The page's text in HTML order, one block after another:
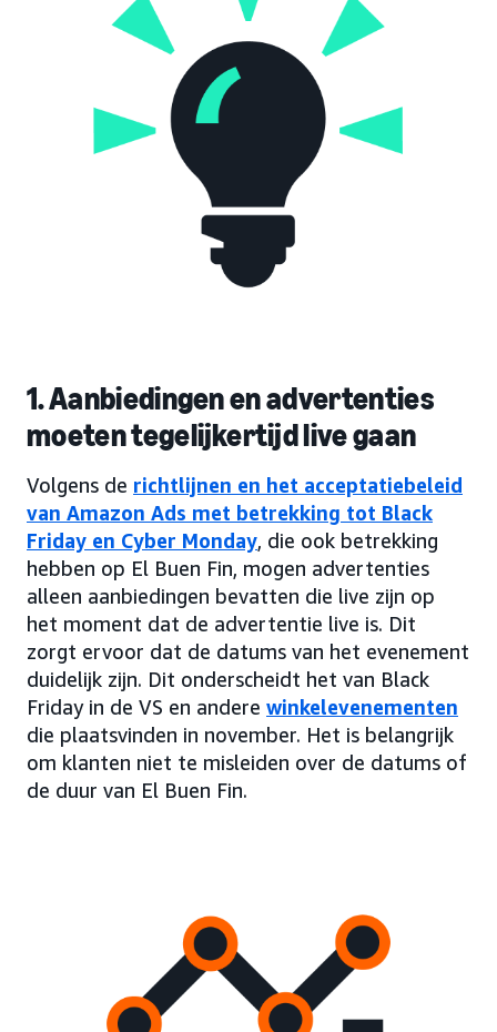
1. Aanbiedingen en advertenties
moeten tegelijkertijd live gaan
Volgens de richtlijnen en het acceptatiebeleid
van Amazon Ads met betrekking tot Black
Friday en Cyber Monday, die ook betrekking
hebben op El Buen Fin, mogen advertenties
alleen aanbiedingen bevatten die live zijn op
het moment dat de advertentie live is. Dit
zorgt ervoor dat de datums van het evenement
duidelijk zijn. Dit onderscheidt het van Black
Friday in de VS en andere winkelevenementen
die plaatsvinden in november. Het is belangrijk
om klanten niet te misleiden over de datums of
de duur van El Buen Fin.